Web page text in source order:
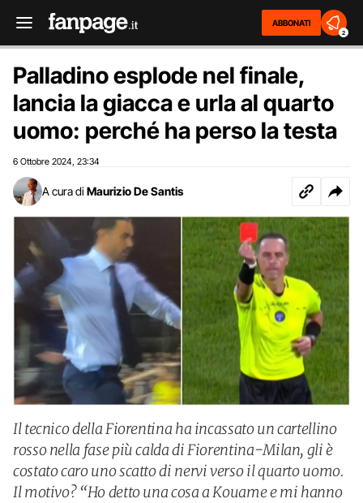
ABBONATI
2
Palladino esplode nel finale,
lancia la giacca e urla al quarto
uomo: perché ha perso la testa
6 Ottobre 2024 23:34
A cura di Maurizio De Santis
Il tecnico della Fiorentina ha incassato un cartellino
rosso nella fase più calda di Fiorentina-Milan, gli è
costato caro uno scatto di nervi verso il quarto uomo.
Il motivo? “Ho detto una cosa a Kouame e mi hanno